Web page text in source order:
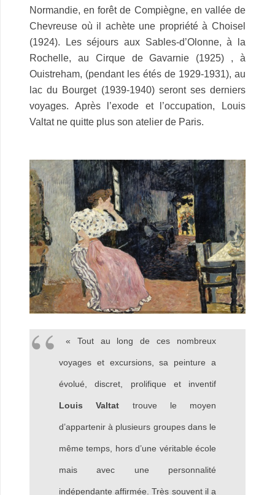
Normandie, en forêt de Compiègne, en vallée de
Chevreuse où il achète une propriété à Choisel
(1924). Les séjours aux Sables-d’Olonne, à la
Rochelle, au Cirque de Gavarnie (1925) , à
Ouistreham, (pendant les étés de 1929-1931), au
lac du Bourget (1939-1940) seront ses derniers
voyages. Après l’exode et l’occupation, Louis
Valtat ne quitte plus son atelier de Paris.
« Tout au long de ces nombreux
voyages et excursions, sa peinture a
évolué, discret, prolifique et inventif
Louis Valtat trouve le moyen
d’appartenir à plusieurs groupes dans le
même temps, hors d’une véritable école
mais avec une personnalité
indépendante affirmée. Très souvent il a